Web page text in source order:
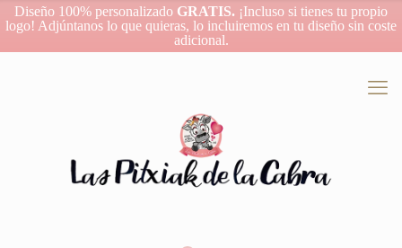
Diseño 100% personalizado GRATIS. ¡Incluso si tienes tu propio
logo! Adjúntanos lo que quieras, lo incluiremos en tu diseño sin coste
adicional.